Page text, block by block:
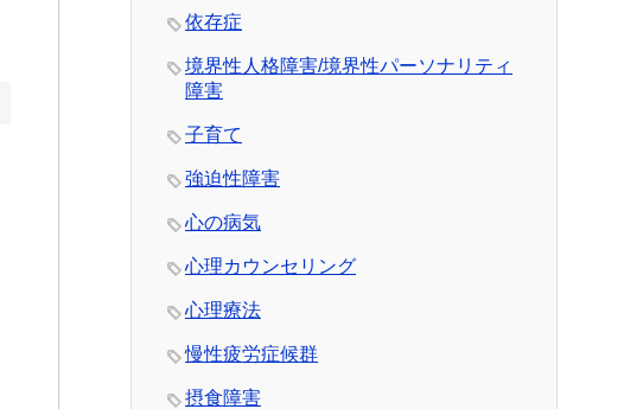
依存症
境界性人格障害/境界性パーソナリティ
障害
子育て
強迫性障害
心の病気
心理カウンセリング
心理療法
慢性疲労症候群
摂食障害